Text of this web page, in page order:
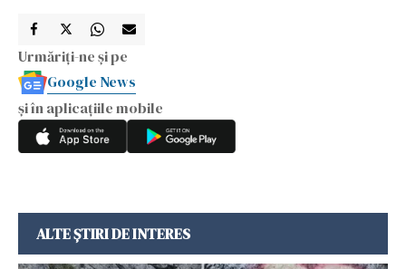
Urmăriți-ne și pe
Google News
și în aplicațiile mobile
ALTE ȘTIRI DE INTERES